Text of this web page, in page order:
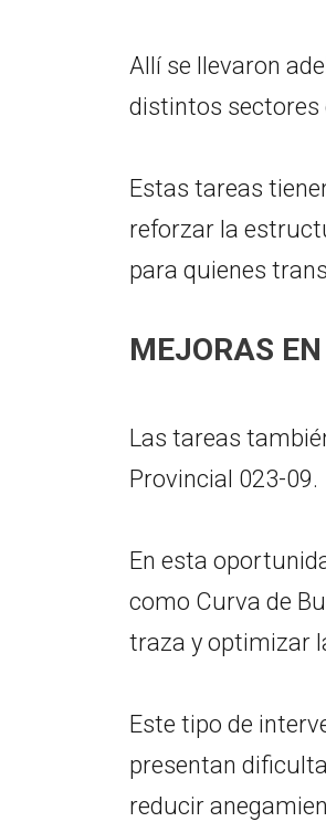
Allí se llevaron
distintos sectores
Estas tareas
reforzar la
para quienes
MEJORAS
Las tareas
Provincial 023-09.
En esta
como Curva de
traza y optimizar
Este tipo de
presentan
reducir